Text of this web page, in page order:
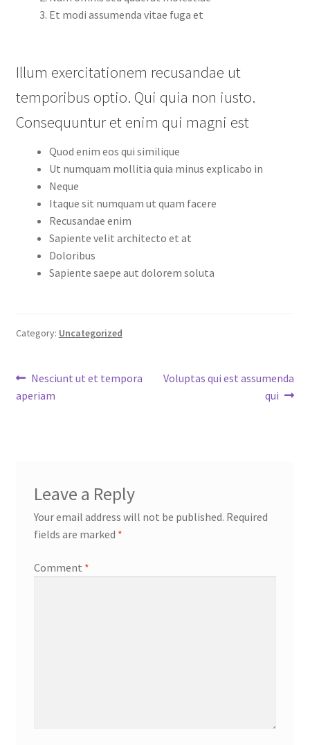
Et modi assumenda vitae fuga et
Illum exercitationem recusandae ut
temporibus optio. Qui quia non iusto.
Consequuntur et enim qui magni est
Quod enim eos qui similique
Ut numquam mollitia quia minus explicabo in
Neque
Itaque sit numquam ut quam facere
Recusandae enim
Sapiente velit architecto et at
Doloribus
Sapiente saepe aut dolorem soluta
Category: Uncategorized
Post
navigation
Previous
post:
Nesciunt ut et tempora
aperiam
Next
Voluptas qui est assumenda
qui
Leave a Reply
Your email address will not be published. Required
fields are marked *
Comment *